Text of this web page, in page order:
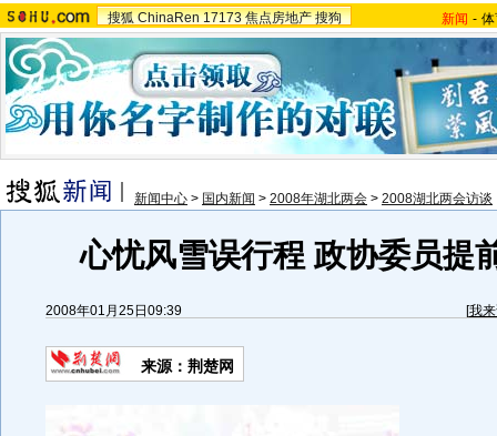
搜狐 ChinaRen 17173 焦点房地产 搜狗 新闻 -
新闻中心 > 国内新闻 > 2008年湖北两会 > 2008湖北两会访谈
心忧风雪误行程 政协委员提
2008年01月25日09:39 [我
来源：荆楚网